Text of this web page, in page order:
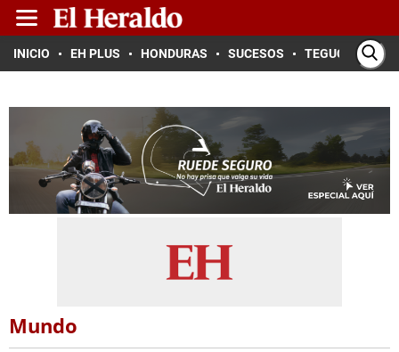
INICIO EH PLUS HONDURAS SUCESOS TEGUCIGALPA
Mundo